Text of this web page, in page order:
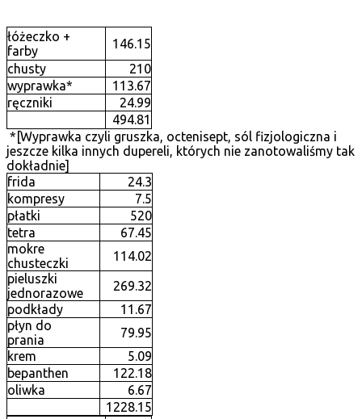
łóżeczko +
farby
146.15
chusty
210
wyprawka*
113.67
ręczniki
24.99
494.81
*[Wyprawka czyli gruszka, octenisept, sól fizjologiczna i
jeszcze kilka innych dupereli, których nie zanotowaliśmy tak
dokładnie]
frida
24.3
kompresy
7.5
płatki
520
tetra
67.45
mokre
chusteczki
114.02
pieluszki
jednorazowe
269.32
podkłady
11.67
płyn do
prania
79.95
krem
5.09
bepanthen
122.18
oliwka
6.67
1228.15